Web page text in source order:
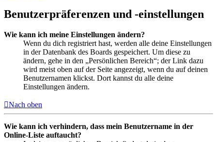
Benutzerpräferenzen und -einstellungen
Wie kann ich meine Einstellungen ändern?
Wenn du dich registriert hast, werden alle deine Einstellungen
in der Datenbank des Boards gespeichert. Um diese zu
ändern, gehe in den „Persönlichen Bereich“; der Link dazu
wird meist oben auf der Seite angezeigt, wenn du auf deinen
Benutzernamen klickst. Dort kannst du alle deine
Einstellungen ändern.
Nach oben
Wie kann ich verhindern, dass mein Benutzername in der
Online-Liste auftaucht?